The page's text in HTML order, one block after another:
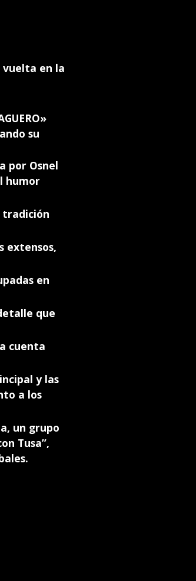
vuelta en la
su
por Osnel
humor
tradición
extensos,
en
que
cuenta
y las
a los
un grupo
Tusa”,